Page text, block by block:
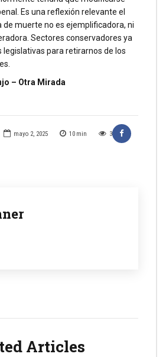
mayo 2, 2025 10 min 3
Es una reflexión relevante el
de muerte no es ejemplificadora, ni
Sectores conservadores ya
legislativas para retirarnos de los
– Otra Mirada
Articles